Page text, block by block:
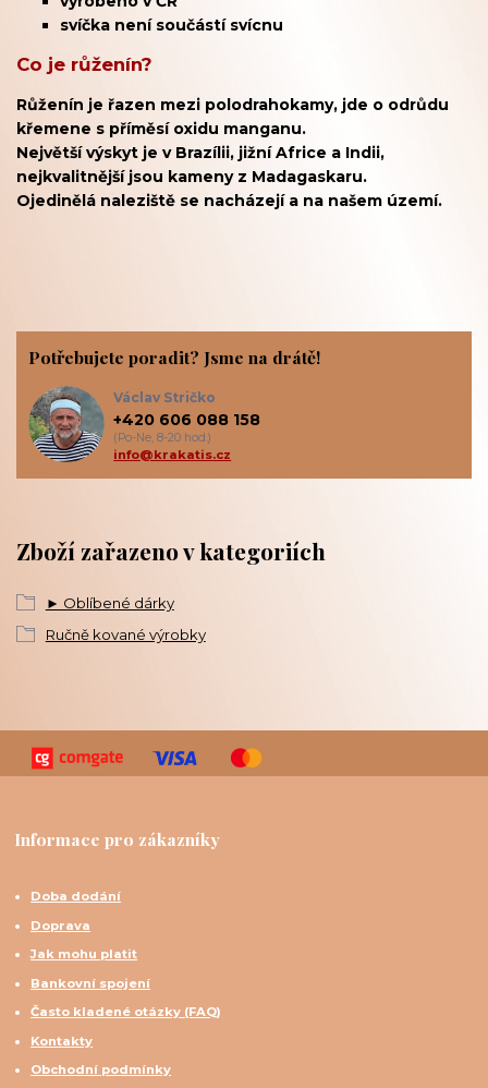
svíčka není součástí svícnu
Co je růženín?
Růženín je řazen mezi polodrahokamy, jde o odrůdu
křemene s příměsí oxidu manganu.
Největší výskyt je v Brazílii, jižní Africe a Indii,
nejkvalitnější jsou kameny z Madagaskaru.
Ojedinělá naleziště se nacházejí a na našem území.
Zboží zařazeno v kategoriích
► Oblíbené dárky
Ručně kované výrobky
Potřebujete poradit? Jsme na drátě!
Václav Stričko
+420 606 088 158
(Po-Ne, 8-20 hod.)
info@krakatis.cz
Informace pro zákazníky
Doba dodání
Doprava
Jak mohu platit
Bankovní spojení
Často kladené otázky (FAQ)
Kontakty
Obchodní podmínky